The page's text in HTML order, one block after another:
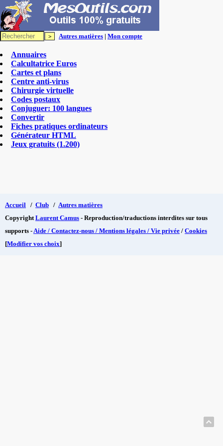
Autres matières | Mon compte
Annuaires
Calcultatrice Euros
Cartes et plans
Centre anti-virus
Chirurgie virtuelle
Codes postaux
Conjuguer: 100 langues
Convertir
Fiches pratiques ordinateurs
Générateur HTML
Jeux gratuits (1.200)
Accueil / Club / Autres matières
CopyrightLaurent Camus - Reproduction/traductions interdites sur tous
supports -Aide / Contactez-nous / Mentions légales / Vie privée / Cookies
[Modifier vos choix]